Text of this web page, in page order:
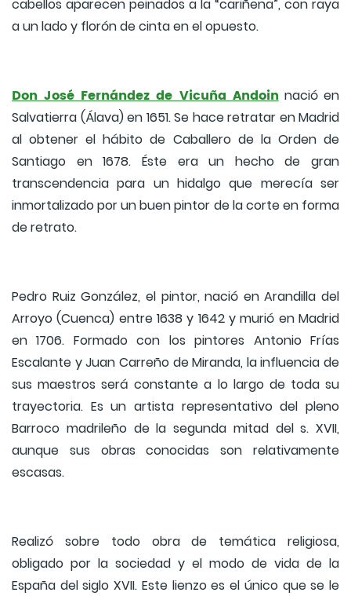
cabellos aparecen peinados a la “cariñena”, con raya
a un lado y florón de cinta en el opuesto.
Don José Fernández de Vicuña Andoin nació en
Salvatierra (Álava) en 1651. Se hace retratar en Madrid
al obtener el hábito de Caballero de la Orden de
Santiago en 1678. Éste era un hecho de gran
transcendencia para un hidalgo que merecía ser
inmortalizado por un buen pintor de la corte en forma
de retrato.
Pedro Ruiz González, el pintor, nació en Arandilla del
Arroyo (Cuenca) entre 1638 y 1642 y murió en Madrid
en 1706. Formado con los pintores Antonio Frías
Escalante y Juan Carreño de Miranda, la influencia de
sus maestros será constante a lo largo de toda su
trayectoria. Es un artista representativo del pleno
Barroco madrileño de la segunda mitad del s. XVII,
aunque sus obras conocidas son relativamente
escasas.
Realizó sobre todo obra de temática religiosa,
obligado por la sociedad y el modo de vida de la
España del siglo XVII. Este lienzo es el único que se le